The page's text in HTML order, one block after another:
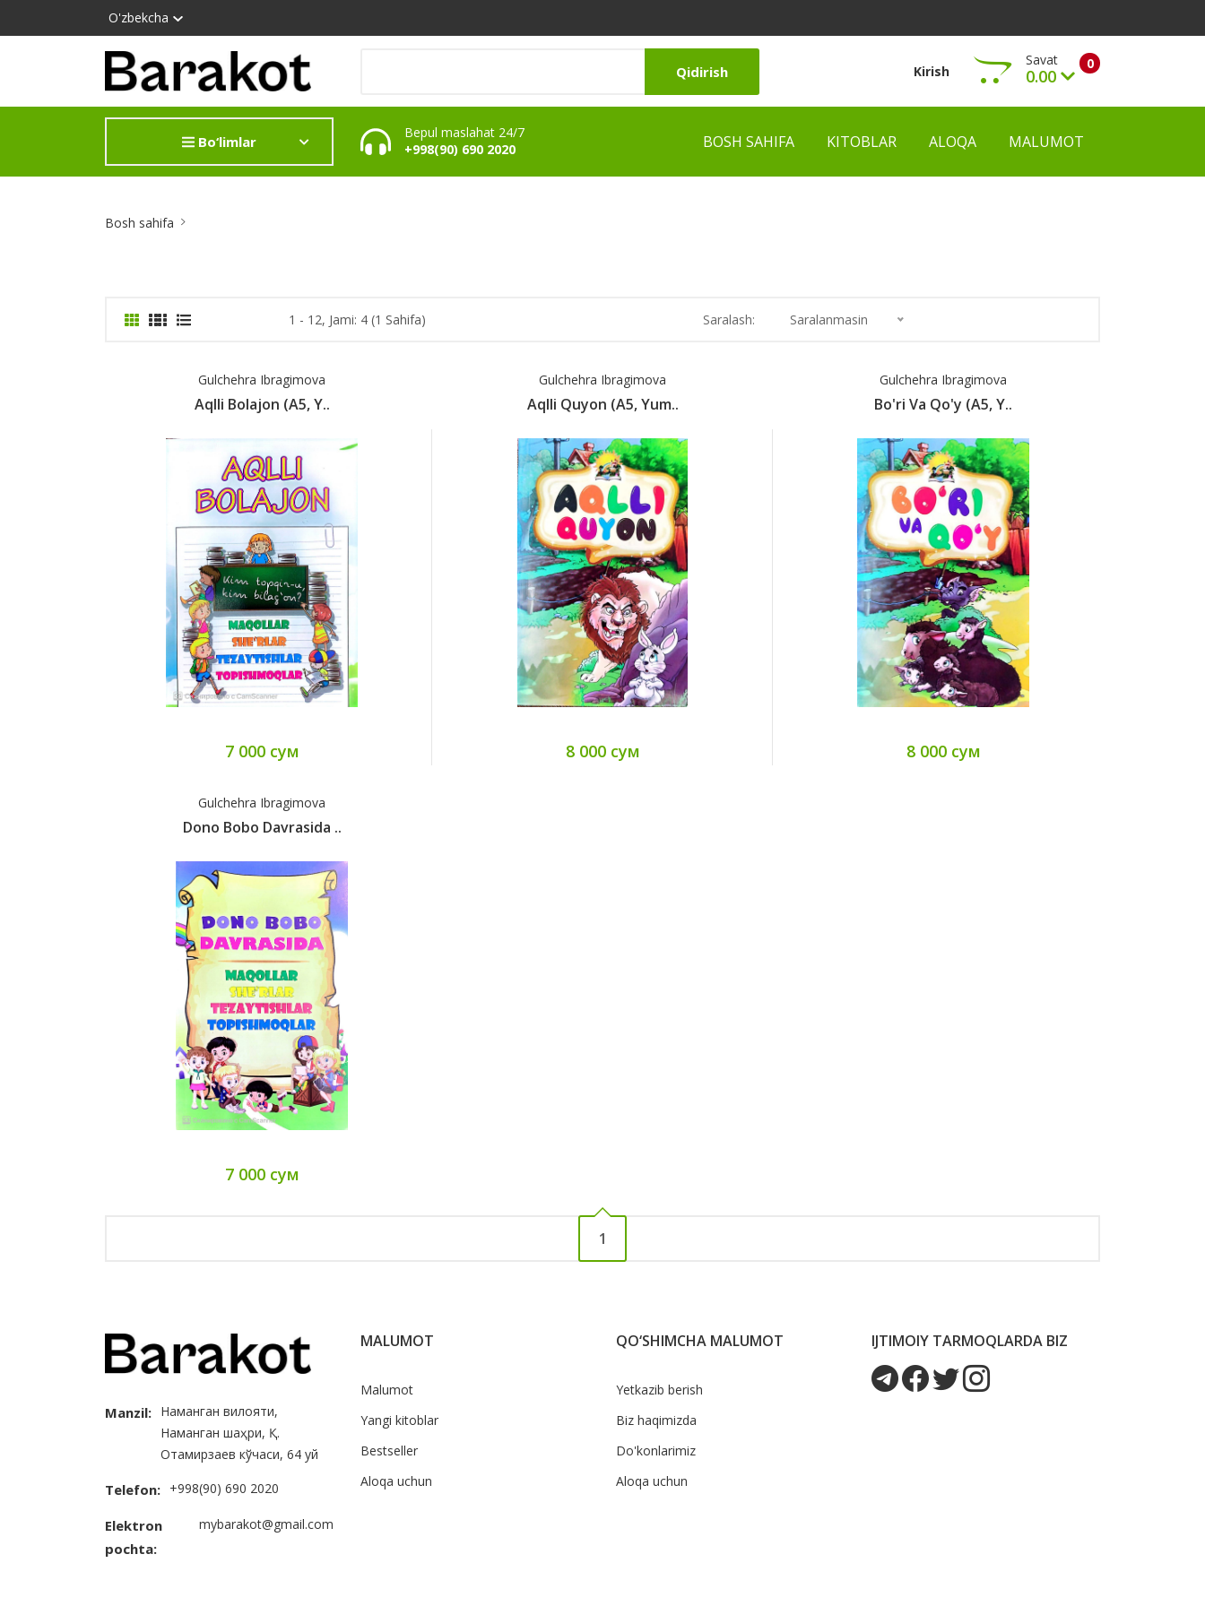
O'zbekcha
Qidirish Kirish 0
Savat
0.00
Ko‘rish
Bo‘limlar
Bepul maslahat 24/7
+998(90) 690 2020
BOSH SAHIFA KITOBLAR ALOQA MALUMOT
Bosh sahifa
1 - 12, Jami: 4 (1 Sahifa) Saralash: Saralanmasin
Gulchehra Ibragimova
Aqlli Bolajon (А5, Y..
7 000 сум
Gulchehra Ibragimova
Aqlli Quyon (А5, Yum..
8 000 сум
Gulchehra Ibragimova
Bo'ri Va Qo'y (А5, Y..
8 000 сум
Gulchehra Ibragimova
Dono Bobo Davrasida ..
7 000 сум
1
Manzil: Наманган вилояти,
Наманган шаҳри, Қ.
Отамирзаев кўчаси, 64 уй
Telefon: +998(90) 690 2020
Elektron
pochta:
mybarakot@gmail.com
MALUMOT
Malumot
Yangi kitoblar
Bestseller
Aloqa uchun
QO‘SHIMCHA MALUMOT
Yetkazib berish
Biz haqimizda
Do'konlarimiz
Aloqa uchun
IJTIMOIY TARMOQLARDA BIZ